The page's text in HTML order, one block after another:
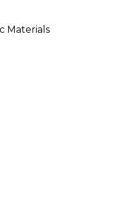
Materials